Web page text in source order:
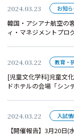
2024.03.23 お知ら
韓国・アシアナ航空の
ィ・マネジメントプロ
2024.03.22 教育・
[児童文化学科]児童文
ドホテルの会場「シン
2024.03.22 入試情
【開催報告】3月20日